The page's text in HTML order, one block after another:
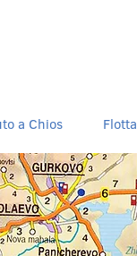
a Chios Flotta